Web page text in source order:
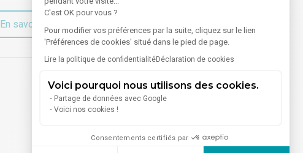
C'est OK pour vous ?
Pour modifier vos préférences par la suite, cliquez sur le lien
'Préférences de cookies' situé dans le pied de page.
Lire la politique de confidentialitéDéclaration de cookies
Voici pourquoi nous utilisons des cookies.
Partage de données avec Google
Voici nos cookies !
Consentements certifiés par
En savoir plus sur le bien